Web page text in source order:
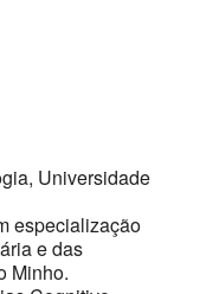
Universidade
especialização
e das
Minho.